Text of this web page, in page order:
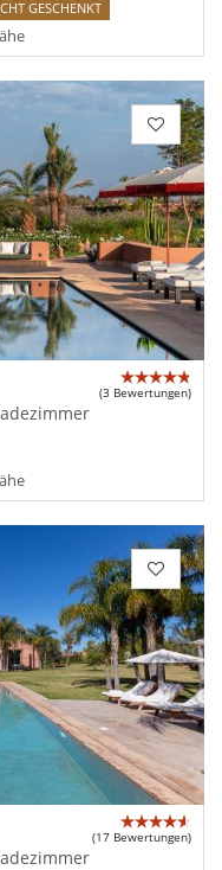
GESCHENKT
(3 Bewertungen)
(17 Bewertungen)